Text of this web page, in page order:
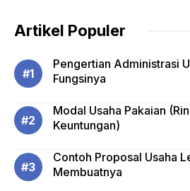
Artikel Populer
Pengertian Administrasi
Fungsinya
Modal Usaha Pakaian
Keuntungan)
Contoh Proposal Usaha
Membuatnya